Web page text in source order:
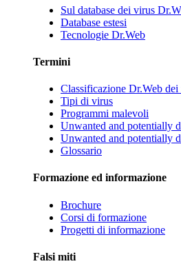
Sul database dei virus
Database estesi
Tecnologie Dr.Web
Termini
Classificazione Dr.Web
Tipi di virus
Programmi malevoli
Unwanted and potentially
Unwanted and potentially
Glossario
Formazione ed informazione
Brochure
Corsi di formazione
Progetti di informazione
Falsi miti